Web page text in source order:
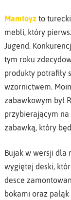
Mamtoyz to
mebli, który
Jugend.
tym roku
produkty potrafiły
wzornictwem.
zabawkowym był
przybierającym
zabawką, który
Bujak w wersji dla
wygiętej deski,
desce
bokami oraz